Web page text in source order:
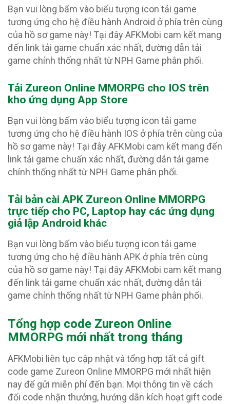
Bạn vui lòng bấm vào biểu tượng icon tải game
tương ứng cho hệ điều hành Android ở phía trên cùng
của hồ sơ game này! Tại đây AFKMobi cam kết mang
đến link tải game chuẩn xác nhất, đường dẫn tải
game chính thống nhất từ NPH Game phân phối.
Tải Zureon Online MMORPG cho IOS trên
kho ứng dụng App Store
Bạn vui lòng bấm vào biểu tượng icon tải game
tương ứng cho hệ điều hành IOS ở phía trên cùng của
hồ sơ game này! Tại đây AFKMobi cam kết mang đến
link tải game chuẩn xác nhất, đường dẫn tải game
chính thống nhất từ NPH Game phân phối.
Tải bản cài APK Zureon Online MMORPG
trực tiếp cho PC, Laptop hay các ứng dụng
giả lập Android khác
Bạn vui lòng bấm vào biểu tượng icon tải game
tương ứng cho hệ điều hành APK ở phía trên cùng
của hồ sơ game này! Tại đây AFKMobi cam kết mang
đến link tải game chuẩn xác nhất, đường dẫn tải
game chính thống nhất từ NPH Game phân phối.
Tổng hợp code Zureon Online
MMORPG mới nhất trong tháng
AFKMobi liên tục cập nhật và tổng hợp tất cả gift
code game Zureon Online MMORPG mới nhất hiện
nay để gửi miễn phí đến bạn. Mọi thông tin về cách
đổi code nhận thưởng, hướng dẫn kích hoạt gift code